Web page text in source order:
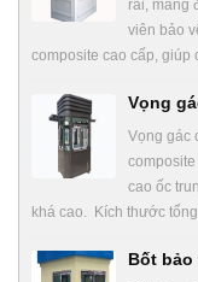
rãi, mang
viên bảo
composite cao cấp, giúp
Vọng
Vọng gác
cao ốc
khá cao. Kích thước
Bốt bảo